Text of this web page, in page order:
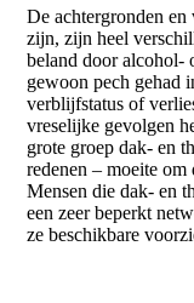
De achtergronden en
zijn, zijn heel
beland door alcohol-
gewoon pech gehad
verblijfstatus of
vreselijke gevolgen
grote groep dak- en
redenen – moeite
Mensen die dak- en
een zeer beperkt
ze beschikbare